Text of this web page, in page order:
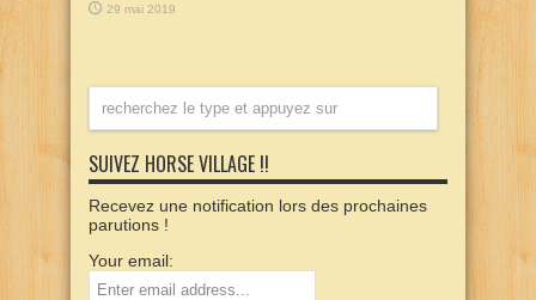
29 mai 2019
SUIVEZ HORSE VILLAGE !!
Recevez une notification lors des prochaines
parutions !
Your email: